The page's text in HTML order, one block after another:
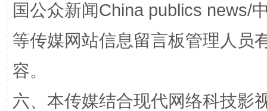
国公众新闻China publics news/
等传媒网站信息留言板管理人员
容。
六、本传媒结合现代网络科技影